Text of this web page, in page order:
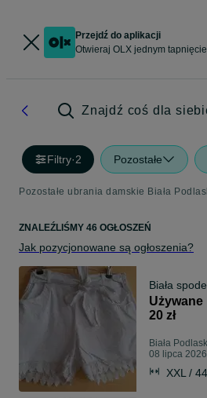
Przejdź do aplikacji
Otwieraj OLX jednym
Znajdź coś dla
Filtry·2 Pozostałe
Pozostałe ubrania damskie Biała
ZNALEŹLIŚMY 46 OGŁOSZEŃ
Jak pozycjonowane są ogłoszenia?
Biała
Używane
20 zł
Biała
08 lipca 2026
XXL / 44